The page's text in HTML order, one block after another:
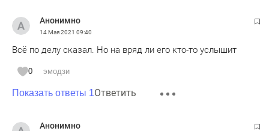
Анонимно
14 Мая 2021 09:40
Всё по делу сказал. Но на вряд ли его кто-то услышит
0 эмодзи
Показать ответы 1Ответить
Анонимно